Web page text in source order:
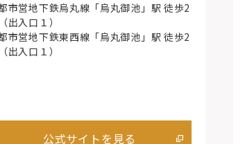
市営地下鉄烏丸線「烏丸御池」駅 徒歩2
出入口１）
市営地下鉄東西線「烏丸御池」駅 徒歩2
出入口１）
公式サイトを見る